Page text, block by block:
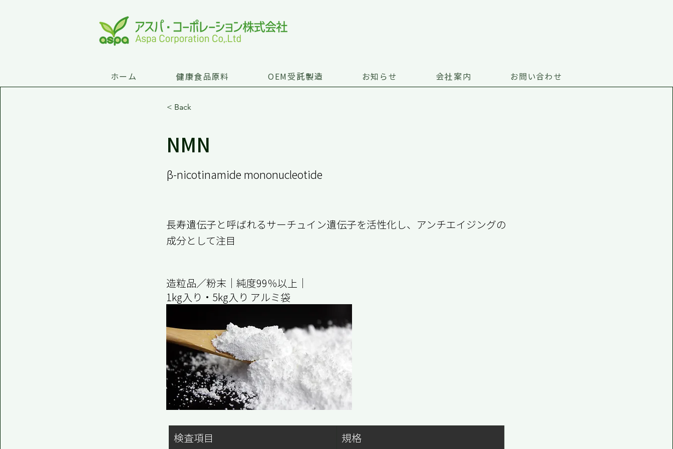
ホーム 健康食品原料 OEM受託製造 お知らせ 会社案内 お問い合わせ
< Back
NMN
β-nicotinamide mononucleotide
長寿遺伝子と呼ばれるサーチュイン遺伝子を活性化し、アンチエイジングの
成分として注目
造粒品／粉末｜純度99％以上｜
1kg入り・5kg入り アルミ袋
検査項目
規格